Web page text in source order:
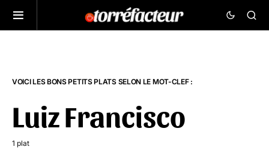
VOICI LES BONS PETITS PLATS SELON LE MOT-CLEF :
Luiz Francisco
1 plat